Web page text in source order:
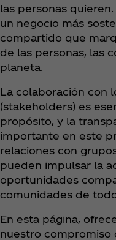
las personas
un negocio más
compartido que
de las personas, las
planeta.
La colaboración con
(stakeholders) es
propósito, y la
importante en este
relaciones con
pueden impulsar la
oportunidades
comunidades de
En esta página,
nuestro compromiso